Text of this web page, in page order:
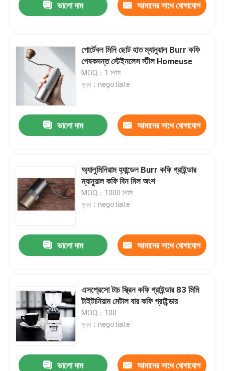
ভালো দাম আমাদের সাথে যোগাযোগ
পোর্টেবল মিনি ছোট হাত ম্যানুয়াল Burr কফি
পেষকদন্ত স্টেইনলেস স্টীল Homeuse
MOQ：1 পিসি
মূল্য：negotiate
ভালো দাম আমাদের সাথে যোগাযোগ
অ্যালুমিনিয়াম হ্যান্ডেল Burr কফি গ্রাইন্ডার
ম্যানুয়াল কফি বিন মিল অংশ
MOQ：1000 পিসি
মূল্য：negotiate
ভালো দাম আমাদের সাথে যোগাযোগ
এসপ্রেসো টাচ স্ক্রিন কফি গ্রাইন্ডার 83 মিমি
টাইটানিয়াম মেটাল বার কফি গ্রাইন্ডার
MOQ：100
মূল্য：negotiate
ভালো দাম আমাদের সাথে যোগাযোগ